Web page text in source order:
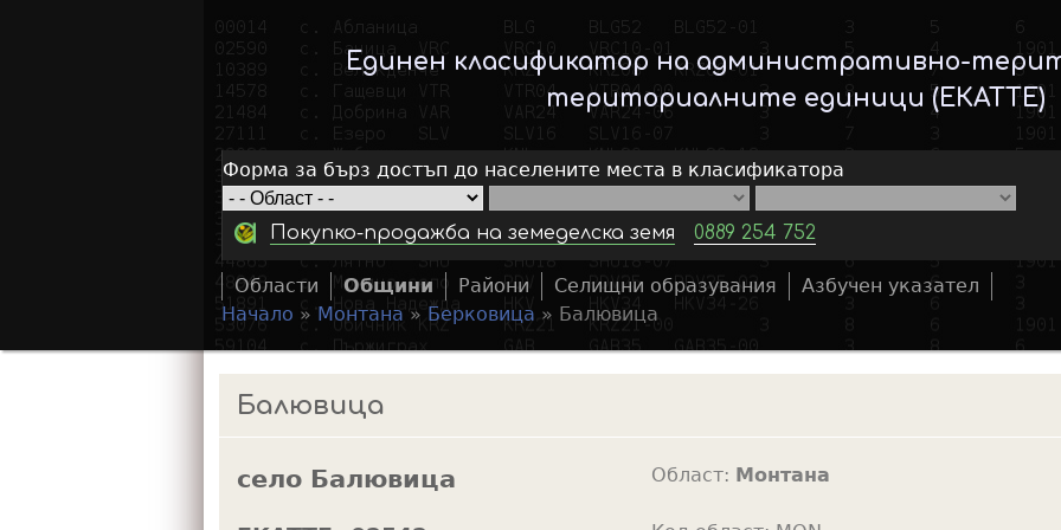
Skip
to
main
Единен класификатор на административно-
териториалните единици (ЕКАТТЕ)
Форма за бърз достъп до населените места в класификатора
Покупко-продажба на земеделска земя 0889 254 752
a
c
Области Общини Райони Селищни образувания Азбучен указател
o
Начало »Монтана» Берковица » Балювица
Балювица
село Балювица Област: Монтана